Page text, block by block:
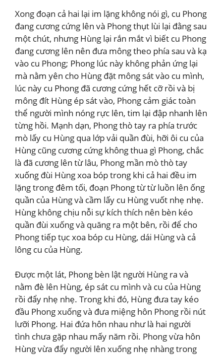
Xong đoạn cả hai lại im lặng không nói gì, cu Phong
đang cương cứng lên và Phong thụt lùi lại đằng sau
một chút, nhưng Hùng lại rắn mắt vì biết cu Phong
đang cương lên nên đưa mông theo phía sau và kạ
vào cu Phong; Phong lúc này không phản ứng lại
mà nằm yên cho Hùng đặt mông sát vào cu mình,
lúc này cu Phong đã cương cứng hết cỡ rồi và bị
mông đít Hùng ép sát vào, Phong cảm giác toàn
thể người mình nóng rực lên, tim lại đập nhanh lên
từng hồi. Mạnh dạn, Phong thò tay ra phía trước
mò lấy cu Hùng qua lớp vải quần đùi, hỡi ôi cu của
Hùng cũng cương cứng không thua gì Phong, chắc
là đã cương lên từ lâu, Phong mần mò thò tay
xuống đùi Hùng xoa bóp trong khi cả hai đều im
lặng trong đêm tối, đoạn Phong từ từ luồn lên ống
quần của Hùng và cầm lấy cu Hùng vuốt nhẹ nhẹ.
Hùng không chịu nỗi sự kích thích nên bèn kéo
quần đùi xuống và quăng ra một bên, rồi để cho
Phong tiếp tục xoa bóp cu Hùng, dái Hùng và cả
lông cu của Hùng.
Được một lát, Phong bèn lật người Hùng ra và
nằm đè lên Hùng, ép sát cu mình và cu của Hùng
rồi đẩy nhẹ nhẹ. Trong khi đó, Hùng đưa tay kéo
đầu Phong xuống và đưa miệng hôn Phong rồi nút
lưỡi Phong. Hai đứa hôn nhau như là hai người
tình chưa gặp nhau mấy năm rồi. Phong vừa hôn
Hùng vừa đẩy người lên xuống nhẹ nhàng trong